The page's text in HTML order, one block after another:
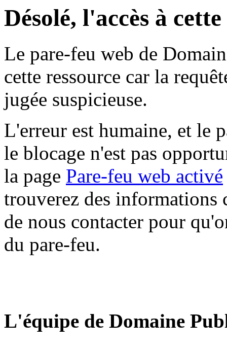
Désolé, l'accès à
Le pare-feu web de
cette ressource car la
jugée suspicieuse.
L'erreur est humaine, et le
le blocage n'est pas
la page Pare-feu web activé
trouverez des informations
de nous contacter pour
du pare-feu.
L'équipe de Domaine